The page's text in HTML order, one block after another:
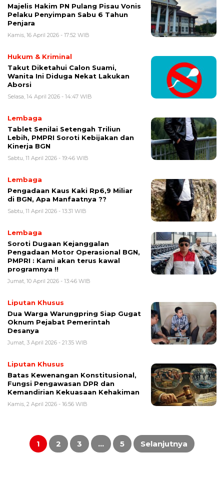
Majelis Hakim PN Pulang Pisau Vonis
Pelaku Penyimpan Sabu 6 Tahun
Penjara
Kamis, 16 April 2026 - 17:52 WIB
Hukum & Kriminal
Takut Diketahui Calon Suami,
Wanita Ini Diduga Nekat Lakukan
Aborsi
Selasa, 14 April 2026 - 14:47 WIB
Lembaga
Tablet Senilai Setengah Triliun
Lebih, PMPRI Soroti Kebijakan dan
Kinerja BGN
Sabtu, 11 April 2026 - 19:46 WIB
Lembaga
Pengadaan Kaus Kaki Rp6,9 Miliar
di BGN, Apa Manfaatnya ??
Sabtu, 11 April 2026 - 13:31 WIB
Lembaga
Soroti Dugaan Kejanggalan
Pengadaan Motor Operasional BGN,
PMPRI : Kami akan terus kawal
programnya !!
Jumat, 10 April 2026 - 13:46 WIB
Liputan Khusus
Dua Warga Warungpring Siap Gugat
Oknum Pejabat Pemerintah
Desanya
Jumat, 3 April 2026 - 21:35 WIB
Liputan Khusus
Batas Kewenangan Konstitusional,
Fungsi Pengawasan DPR dan
Kemandirian Kekuasaan Kehakiman
Kamis, 2 April 2026 - 16:56 WIB
Paginasi
pos1 2 3 … 5 Selanjutnya